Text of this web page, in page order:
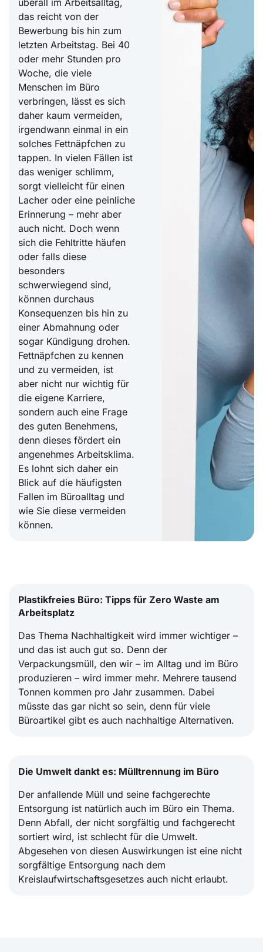
überall im Arbeitsalltag,
das reicht von der
Bewerbung bis hin zum
letzten Arbeitstag. Bei 40
oder mehr Stunden pro
Woche, die viele
Menschen im Büro
verbringen, lässt es sich
daher kaum vermeiden,
irgendwann einmal in ein
solches Fettnäpfchen zu
tappen. In vielen Fällen ist
das weniger schlimm,
sorgt vielleicht für einen
Lacher oder eine peinliche
Erinnerung – mehr aber
auch nicht. Doch wenn
sich die Fehltritte häufen
oder falls diese
besonders
schwerwiegend sind,
können durchaus
Konsequenzen bis hin zu
einer Abmahnung oder
sogar Kündigung drohen.
Fettnäpfchen zu kennen
und zu vermeiden, ist
aber nicht nur wichtig für
die eigene Karriere,
sondern auch eine Frage
des guten Benehmens,
denn dieses fördert ein
angenehmes Arbeitsklima.
Es lohnt sich daher ein
Blick auf die häufigsten
Fallen im Büroalltag und
wie Sie diese vermeiden
können.
Plastikfreies Büro: Tipps für Zero Waste am
Arbeitsplatz
Das Thema Nachhaltigkeit wird immer wichtiger –
und das ist auch gut so. Denn der
Verpackungsmüll, den wir – im Alltag und im Büro
produzieren – wird immer mehr. Mehrere tausend
Tonnen kommen pro Jahr zusammen. Dabei
müsste das gar nicht so sein, denn für viele
Büroartikel gibt es auch nachhaltige Alternativen.
Die Umwelt dankt es: Mülltrennung im Büro
Der anfallende Müll und seine fachgerechte
Entsorgung ist natürlich auch im Büro ein Thema.
Denn Abfall, der nicht sorgfältig und fachgerecht
sortiert wird, ist schlecht für die Umwelt.
Abgesehen von diesen Auswirkungen ist eine nicht
sorgfältige Entsorgung nach dem
Kreislaufwirtschaftsgesetzes auch nicht erlaubt.